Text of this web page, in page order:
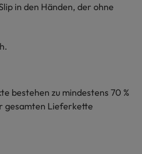
in den Händen, der ohne
bestehen zu mindestens 70 %
gesamten Lieferkette